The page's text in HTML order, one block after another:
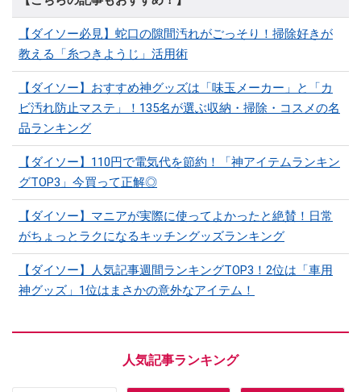
【ダイソー必見】蛇口の隙間汚れがごっそり！掃除好きが
教える「糸つきようじ」活用術
【ダイソー】おすすめ神グッズは「味玉メーカー」と「カ
ビ汚れ防止マステ」！135名が選ぶ収納・掃除・コスメの名
品ランキング
【ダイソー】110円で電気代を節約！「神アイテムランキン
グTOP3」今買って正解◎
【ダイソー】マニアが実際に使ってよかったと絶賛！日常
がちょっとラクになるキッチングッズランキング
【ダイソー】人気記事週間ランキングTOP3！2位は「車用
神グッズ」1位はまさかの意外なアイテム！